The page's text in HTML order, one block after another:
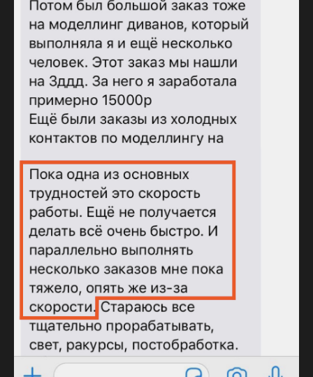
Публичная оферта
Дополнительная общеобразовательная программа
Лицензия на осуществление образовательной деятельности
Согласие на получение информационной и рекламной рассылки
Согласие на обработку файлов cookie
Политика обработки персональных данных